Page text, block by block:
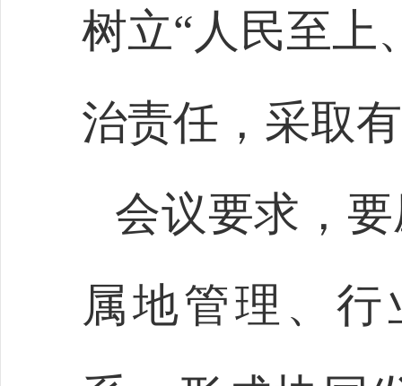
树立“人民至上
治责任，采取
会议要求，
属地管理、